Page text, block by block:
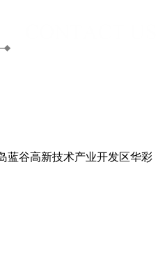
蓝谷高新技术产业开发区华彩